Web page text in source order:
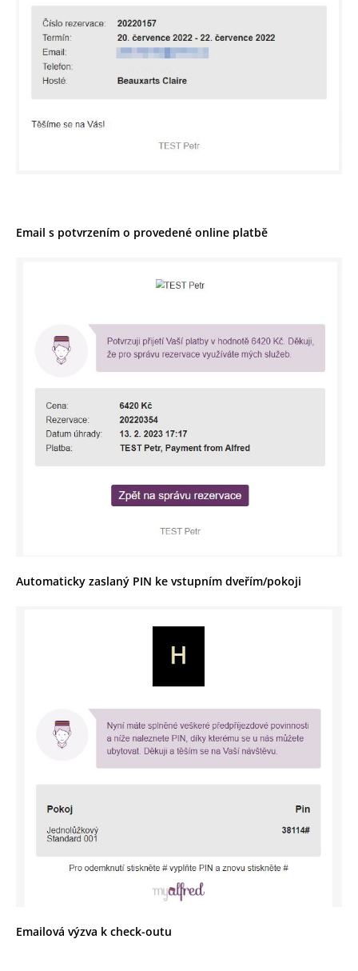
Email s potvrzením o provedené online platbě
Automaticky zaslaný PIN ke vstupním dveřím/pokoji
Emailová výzva k check-outu